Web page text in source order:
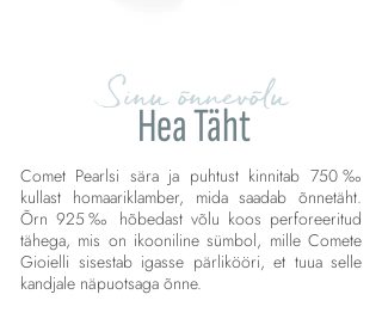
Sinu õnnevõlu
Hea Täht
Comet Pearlsi sära ja puhtust kinnitab 750‰
kullast homaariklamber, mida saadab õnnetäht.
Õrn 925‰ hõbedast võlu koos perforeeritud
tähega, mis on ikooniline sümbol, mille Comete
Gioielli sisestab igasse pärlikööri, et tuua selle
kandjale näpuotsaga õnne.